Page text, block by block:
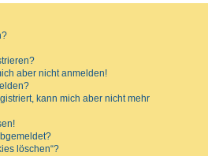
aber nicht anmelden!
kann mich aber nicht mehr
löschen“?